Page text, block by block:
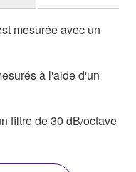
mesurée avec un
à l'aide d'un
filtre de 30 dB/octave